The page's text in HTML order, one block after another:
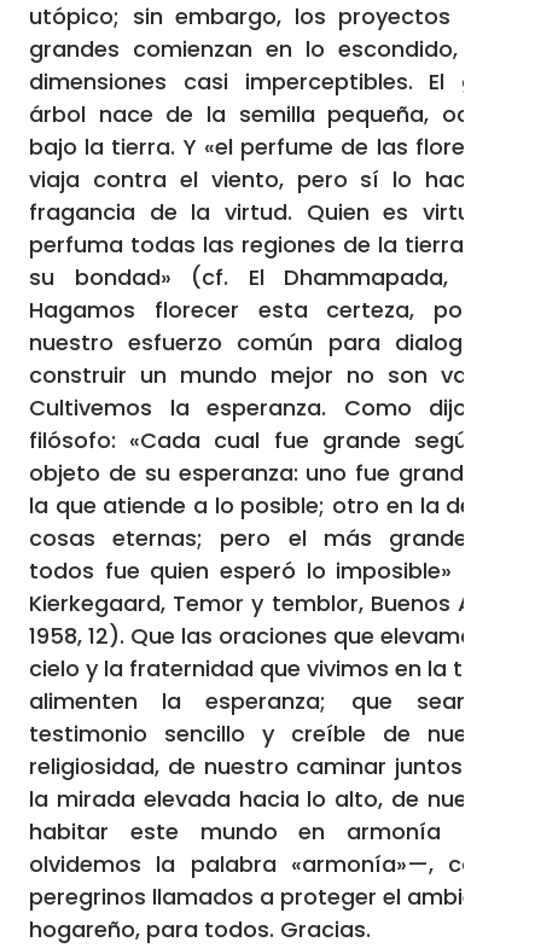
utópico; sin embargo, los proyectos más
grandes comienzan en lo escondido, con
dimensiones casi imperceptibles. El gran
árbol nace de la semilla pequeña, oculta
bajo la tierra. Y «el perfume de las flores no
viaja contra el viento, pero sí lo hace la
fragancia de la virtud. Quien es virtuoso
perfuma todas las regiones de la tierra con
su bondad» (cf. El Dhammapada, 40).
Hagamos florecer esta certeza, porque
nuestro esfuerzo común para dialogar y
construir un mundo mejor no son vanos.
Cultivemos la esperanza. Como dijo un
filósofo: «Cada cual fue grande según el
objeto de su esperanza: uno fue grande en
la que atiende a lo posible; otro en la de las
cosas eternas; pero el más grande de
todos fue quien esperó lo imposible» (S.A.
Kierkegaard, Temor y temblor, Buenos Aires
1958, 12). Que las oraciones que elevamos al
cielo y la fraternidad que vivimos en la tierra
alimenten la esperanza; que sean el
testimonio sencillo y creíble de nuestra
religiosidad, de nuestro caminar juntos con
la mirada elevada hacia lo alto, de nuestro
habitar este mundo en armonía —no
olvidemos la palabra «armonía»—, como
peregrinos llamados a proteger el ambiente
hogareño, para todos. Gracias.